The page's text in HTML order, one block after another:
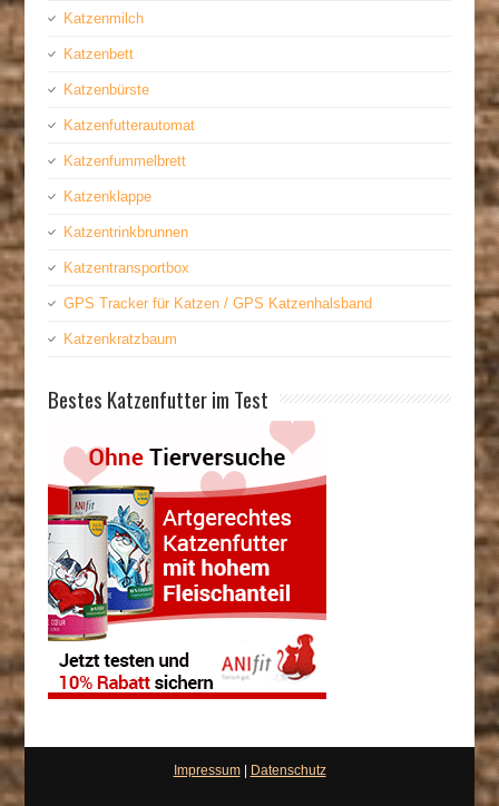
Katzenmilch
Katzenbett
Katzenbürste
Katzenfutterautomat
Katzenfummelbrett
Katzenklappe
Katzentrinkbrunnen
Katzentransportbox
GPS Tracker für Katzen / GPS Katzenhalsband
Katzenkratzbaum
Bestes Katzenfutter im Test
Impressum| Datenschutz